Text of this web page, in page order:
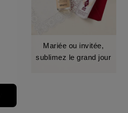
Mariée ou invitée,
sublimez le grand jour